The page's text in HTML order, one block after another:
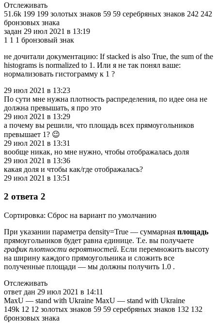
Отслеживать
51.6k 199 199 золотых знаков 59 59 серебряных знаков 242 242
бронзовых знака
задан 29 июл 2021 в 13:19
1 1 1 бронзовый знак
не дочитали документацию: If stacked is also True, the sum of the
histograms is normalized to 1. Или я не так понял ваше:
нормализовать гистограмму к 1 ?
29 июл 2021 в 13:23
По сути мне нужна плотность распределения, по идее она не
должна превышать, я про это
29 июл 2021 в 13:29
а почему вы решили, что площадь всех прямоугольников
превышает 1? 😉
29 июл 2021 в 13:31
вообще никак, но мне нужно, чтобы отображалась доля
29 июл 2021 в 13:36
какая доля и чтобы как/где отображалась?
29 июл 2021 в 13:51
2 ответа 2
Сортировка: Сброс на вариант по умолчанию
При указании параметра density=True — суммарная площадь
прямоугольников будет равна единице. Т.е. вы получаете
график плотности вероятностей. Если перемножить высоту
на ширину каждого прямоугольника и сложить все
полученные площади — мы должны получить 1.0 .
Отслеживать
ответ дан 29 июл 2021 в 14:11
MaxU — stand with Ukraine MaxU — stand with Ukraine
149k 12 12 золотых знаков 59 59 серебряных знаков 132 132
бронзовых знака